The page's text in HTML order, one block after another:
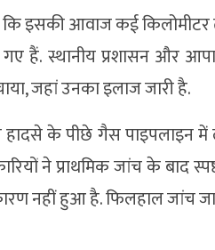
कि इसकी आवाज कई
हैं. स्थानीय प्रशासन और
जहां उनका इलाज जारी है.
के पीछे गैस पाइपलाइन में
ने प्राथमिक जांच के बाद
नहीं हुआ है. फिलहाल जांच